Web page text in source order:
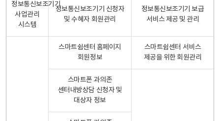
정보통신보조기기
사업관리
시스템
정보통신보조기기 신청자
및 수혜자 회원관리
정보통신보조기기 보급
서비스 제공 및 관리
스마트쉼센터 홈페이지
회원정보
스마트쉼센터 서비스
제공을 위한 회원관리
스마트폰 과의존
센터내방상담 신청자 및
대상자 정보